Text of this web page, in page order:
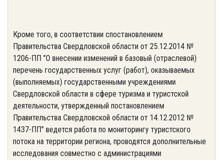
Кроме того, в соответствии спостановлением
Правительства Свердловской области от 25.12.2014 №
1206-ПП "О внесении изменений в базовый (отраслевой)
перечень государственных услуг (работ), оказываемых
(выполняемых) государственными учреждениями
Свердловской области в сфере туризма и туристской
деятельности, утвержденный постановлением
Правительства Свердловской области от 14.12.2012 №
1437-ПП" ведется работа по мониторингу туристского
потока на территории региона, проводятся дополнительные
исследования совместно с администрациями